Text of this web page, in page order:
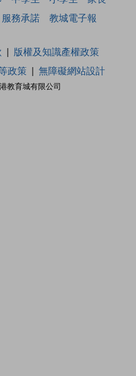
服務承諾 教城電子報
教育城有限公司
版權及知識產權政策
政策 無障礙網站設計